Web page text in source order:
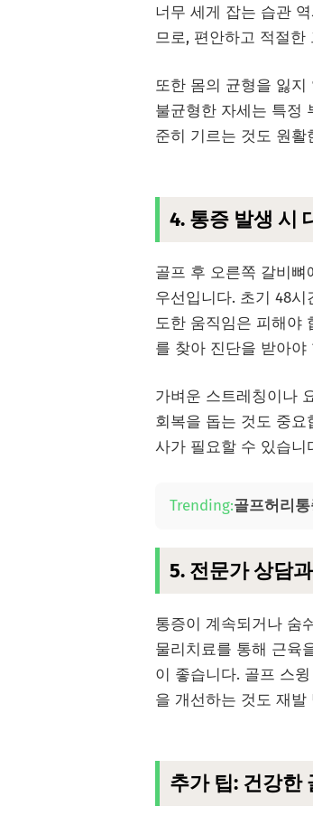
너무 세게 잡는 습관
므로, 편안하고 적절한
또한 몸의 균형을 잃
불균형한 자세는 특정
준히 기르는 것도 원
4. 통증 발생 시
골프 후 오른쪽 갈비
우선입니다. 초기 48
도한 움직임은 피해야
를 찾아 진단을 받아야
가벼운 스트레칭이나
회복을 돕는 것도 중요
사가 필요할 수 있습니
Trending:골프허리
5. 전문가 상담
통증이 계속되거나 숨
물리치료를 통해 근육
이 좋습니다. 골프 스
을 개선하는 것도 재
추가 팁: 건강한